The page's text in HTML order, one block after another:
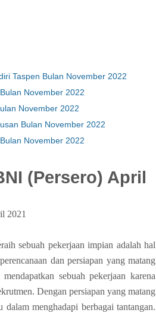
Taspen Bulan November 2022
November 2022
November 2022
Bulan November 2022
November 2022
(Persero) April
2021
sebuah pekerjaan impian adalah hal
dan persiapan yang matang
sebuah pekerjaan karena
Dengan persiapan yang matang
menghadapi berbagai tantangan.